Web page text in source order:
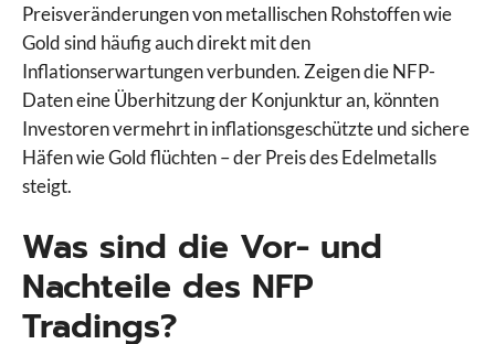
Preisveränderungen von metallischen Rohstoffen wie
Gold sind häufig auch direkt mit den
Inflationserwartungen verbunden. Zeigen die NFP-
Daten eine Überhitzung der Konjunktur an, könnten
Investoren vermehrt in inflationsgeschützte und sichere
Häfen wie Gold flüchten – der Preis des Edelmetalls
steigt.
Was sind die Vor- und
Nachteile des NFP
Tradings?